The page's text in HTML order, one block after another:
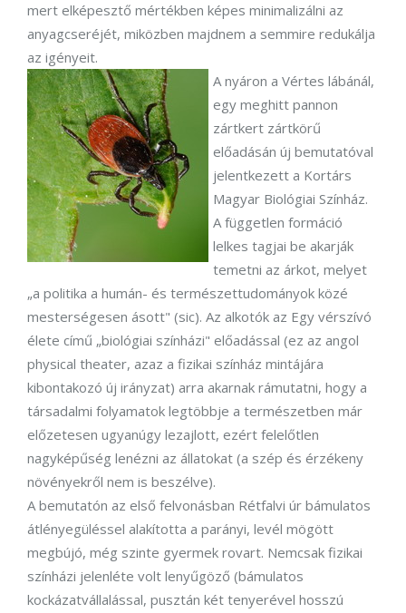
mert elképesztő mértékben képes minimalizálni az
anyagcseréjét, miközben majdnem a semmire redukálja
az igényeit.
A nyáron a Vértes lábánál,
egy meghitt pannon
zártkert zártkörű
előadásán új bemutatóval
jelentkezett a Kortárs
Magyar Biológiai Színház.
A független formáció
lelkes tagjai be akarják
temetni az árkot, melyet
„a politika a humán- és természettudományok közé
mesterségesen ásott" (sic). Az alkotók az Egy vérszívó
élete című „biológiai színházi" előadással (ez az angol
physical theater, azaz a fizikai színház mintájára
kibontakozó új irányzat) arra akarnak rámutatni, hogy a
társadalmi folyamatok legtöbbje a természetben már
előzetesen ugyanúgy lezajlott, ezért felelőtlen
nagyképűség lenézni az állatokat (a szép és érzékeny
növényekről nem is beszélve).
A bemutatón az első felvonásban Rétfalvi úr bámulatos
átlényegüléssel alakította a parányi, levél mögött
megbújó, még szinte gyermek rovart. Nemcsak fizikai
színházi jelenléte volt lenyűgöző (bámulatos
kockázatvállalással, pusztán két tenyerével hosszú